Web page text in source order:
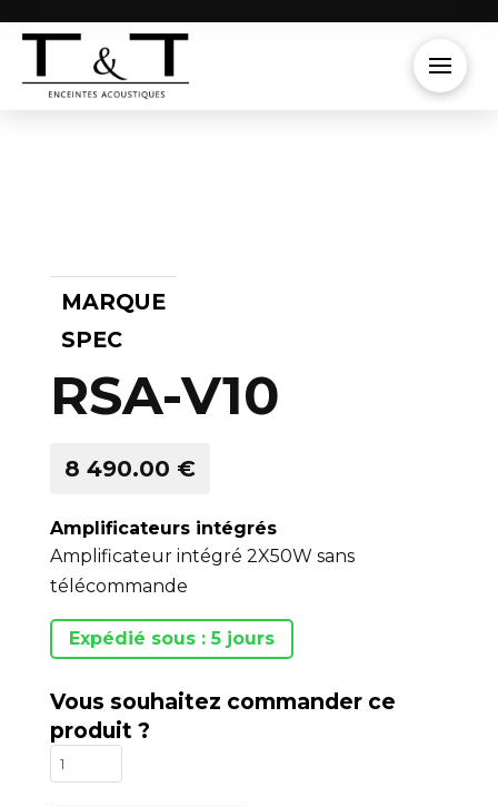
MARQUE
SPEC
RSA-V10
8 490.00 €
Amplificateurs intégrés
Amplificateur intégré 2X50W sans
télécommande
Expédié sous : 5 jours
Vous souhaitez commander ce
produit ?
quantité
de